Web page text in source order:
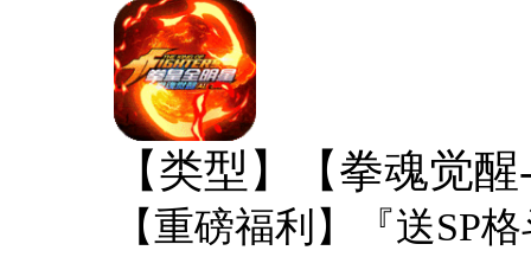
【类型】【拳魂觉
【重磅福利】『送SP